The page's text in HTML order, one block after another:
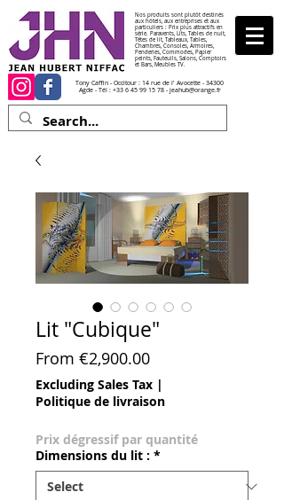
Nos produits sont plutôt destinés
aux hôtels, aux entreprises et aux
particuliers : Prix plus attractifs en
série. Paravents, Lits, Tables de nuit,
Têtes de lit, Tableaux, Tables,
Chambres, Consoles, Armoires,
Penderies, Commodes, Papier
peints, Fauteuils, Salons, Comptoirs
et Bars, Meubles TV.
Tony Caffin - Occitour : 14 rue de l' Avocette - 34300
Agde - Tél : +33 6 45 99 15 78- jeahub@orange.fr
Lit "Cubique"
From €2,900.00Sale Price
Excluding Sales Tax |
Politique de livraison
Prix dégressif par quantité
Dimensions du lit : *